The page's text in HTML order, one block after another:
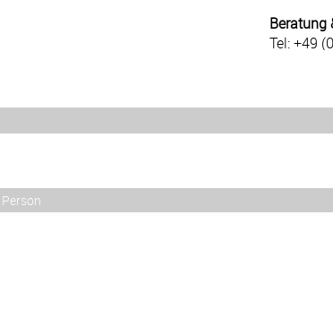
Beratung
Tel: +49